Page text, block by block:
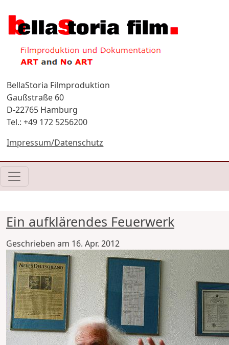
BellaStoria Filmproduktion
Gaußstraße 60
D-22765 Hamburg
Tel.: +49 172 5256200
Impressum/Datenschutz
Ein aufklärendes Feuerwerk
Geschrieben am 16. Apr. 2012